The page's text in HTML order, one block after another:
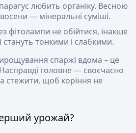
любить органіку. Весною
— мінеральні суміші.
фітолампи не обійтися, інакше
стануть тонкими і слабкими.
спаржі вдома – це
головне — своєчасно
стежити, щоб коріння не
урожай?